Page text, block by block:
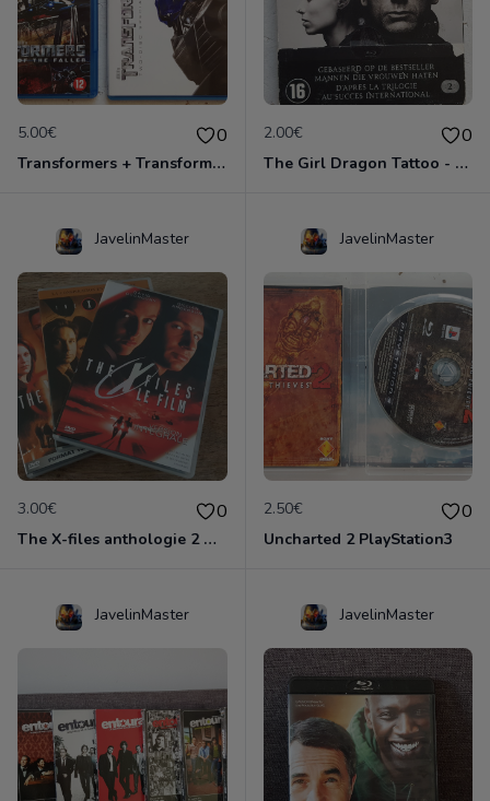
5.00€ 0
Transformers + Transformers 2 : La Revanche
2.00€ 0
The Girl Dragon Tattoo - Blu-Ray
JavelinMaster
3.00€ 0
The X-files anthologie 2 DVD
JavelinMaster
2.50€ 0
Uncharted 2 PlayStation3
JavelinMaster JavelinMaster